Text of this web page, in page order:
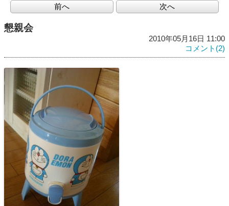
前へ 次へ
懇親会
2010年05月16日 11:00
コメント(2)